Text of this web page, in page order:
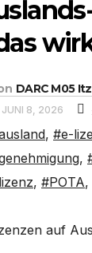
DARC M05
JUNI 8, 2026
, #e-
,
, #POTA,